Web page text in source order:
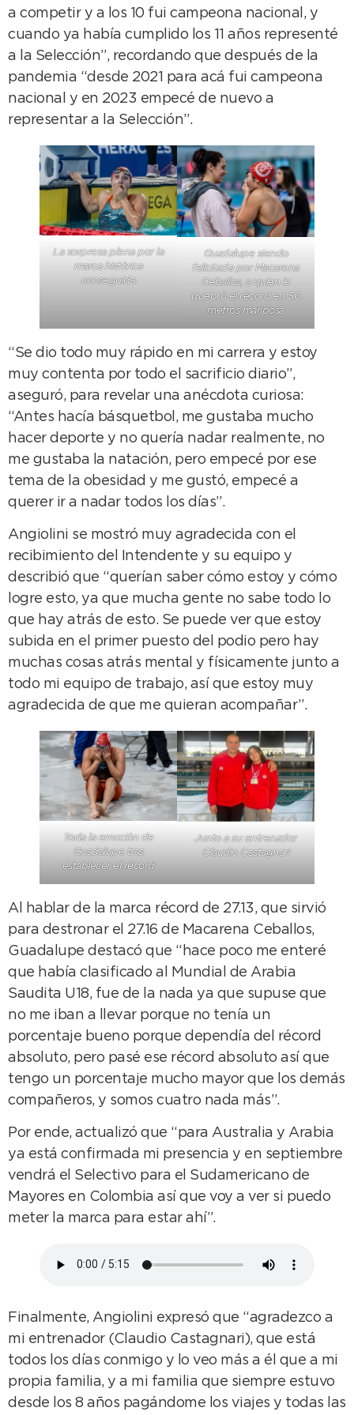
a competir y a los 10 fui campeona nacional, y
cuando ya había cumplido los 11 años representé
a la Selección”, recordando que después de la
pandemia “desde 2021 para acá fui campeona
nacional y en 2023 empecé de nuevo a
representar a la Selección”.
La sorpresa plena por la
marca histórica
conseguida
Guadalupe siendo
felicitada por Macarena
Ceballos, a quien le
quebró el récord en 50
metros mariposa
“Se dio todo muy rápido en mi carrera y estoy
muy contenta por todo el sacrificio diario”,
aseguró, para revelar una anécdota curiosa:
“Antes hacía básquetbol, me gustaba mucho
hacer deporte y no quería nadar realmente, no
me gustaba la natación, pero empecé por ese
tema de la obesidad y me gustó, empecé a
querer ir a nadar todos los días”.
Angiolini se mostró muy agradecida con el
recibimiento del Intendente y su equipo y
describió que “querían saber cómo estoy y cómo
logre esto, ya que mucha gente no sabe todo lo
que hay atrás de esto. Se puede ver que estoy
subida en el primer puesto del podio pero hay
muchas cosas atrás mental y físicamente junto a
todo mi equipo de trabajo, así que estoy muy
agradecida de que me quieran acompañar”.
Toda la emoción de
Guadalupe tras
establecer el récord
Junto a su entrenador
Claudio Castagnari
Al hablar de la marca récord de 27.13, que sirvió
para destronar el 27.16 de Macarena Ceballos,
Guadalupe destacó que “hace poco me enteré
que había clasificado al Mundial de Arabia
Saudita U18, fue de la nada ya que supuse que
no me iban a llevar porque no tenía un
porcentaje bueno porque dependía del récord
absoluto, pero pasé ese récord absoluto así que
tengo un porcentaje mucho mayor que los demás
compañeros, y somos cuatro nada más”.
Por ende, actualizó que “para Australia y Arabia
ya está confirmada mi presencia y en septiembre
vendrá el Selectivo para el Sudamericano de
Mayores en Colombia así que voy a ver si puedo
meter la marca para estar ahí”.
Finalmente, Angiolini expresó que “agradezco a
mi entrenador (Claudio Castagnari), que está
todos los días conmigo y lo veo más a él que a mi
propia familia, y a mi familia que siempre estuvo
desde los 8 años pagándome los viajes y todas las